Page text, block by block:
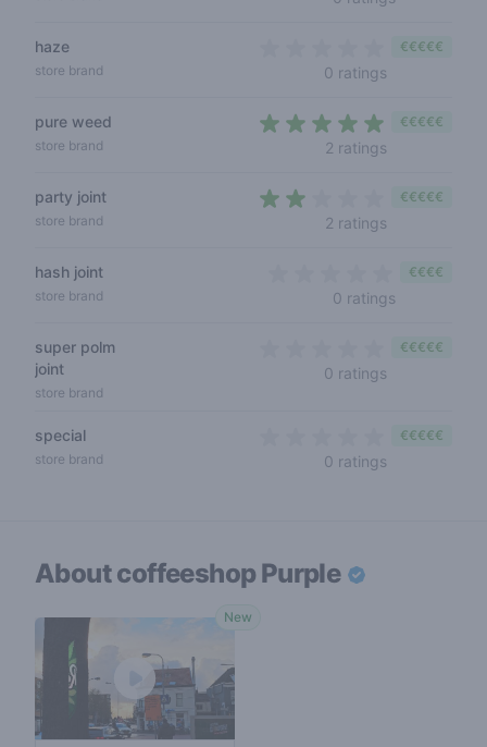
haze
store brand 0 ratings
€€€€€
pure weed
store brand 2 ratings
€€€€€
party joint
store brand 2 ratings
€€€€€
hash joint
store brand 0 ratings
€€€€
super polm
joint
store brand
0 ratings
€€€€€
special
store brand 0 ratings
€€€€€
About coffeeshopPurple
New